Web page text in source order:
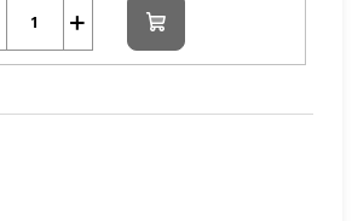
+ Do
košíku